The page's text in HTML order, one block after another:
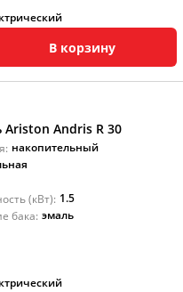
В корзину
Ariston Andris R 30
накопительный
(кВт): 1.5
бака: эмаль